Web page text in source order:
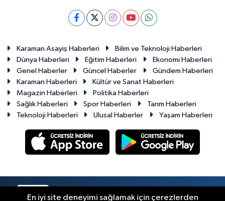
Karaman Asayiş Haberleri
Bilim ve Teknoloji Haberleri
Dünya Haberleri
Eğitim Haberleri
Ekonomi Haberleri
Genel Haberler
Güncel Haberler
Gündem Haberleri
Karaman Haberleri
Kültür ve Sanat Haberleri
Magazin Haberleri
Politika Haberleri
Sağlık Haberleri
Spor Haberleri
Tarım Haberleri
Teknoloji Haberleri
Ulusal Haberler Yaşam Haberleri
En iyi site deneyimi sağlamak için çerezlerden